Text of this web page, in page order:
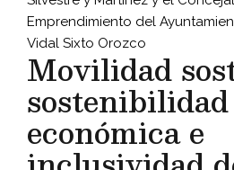
Emprendimiento del
Vidal Sixto Orozco
Movilidad
sostenibilidad
económica e